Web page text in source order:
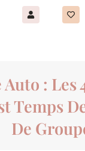
Auto : Les
Temps
De